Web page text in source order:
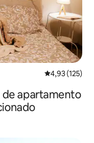
4,93 de uma
4,93 (125)
apartamento